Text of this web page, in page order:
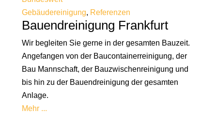
Gebäudereinigung, Referenzen
Bauendreinigung Frankfurt
Wir begleiten Sie gerne in der gesamten Bauzeit.
Angefangen von der Baucontainerreinigung, der
Bau Mannschaft, der Bauzwischenreinigung und
bis hin zu der Bauendreinigung der gesamten
Anlage.
Mehr ...